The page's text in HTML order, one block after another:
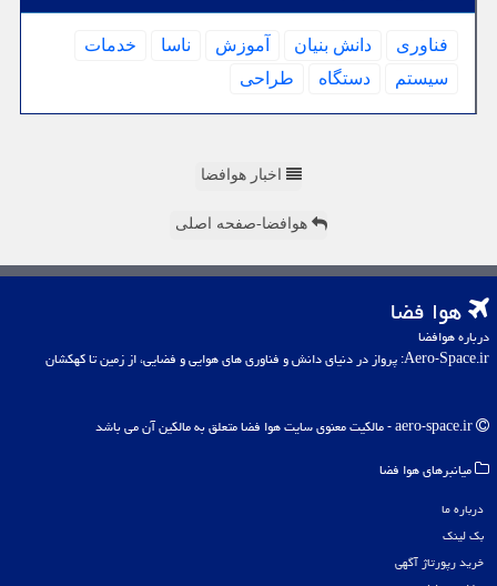
فناوری دانش بنیان آموزش ناسا
خدمات
سیستم
دستگاه طراحی
اخبار هوافضا
هوافضا-صفحه اصلی
هوا فضا
درباره هوافضا
Aero-Space.ir: پرواز در دنیای دانش و فناوری های هوایی و فضایی، از زمین تا کهکشان
میانبرهای هوا فضا
درباره ما
بک لینک
خرید رپورتاژ آگهی